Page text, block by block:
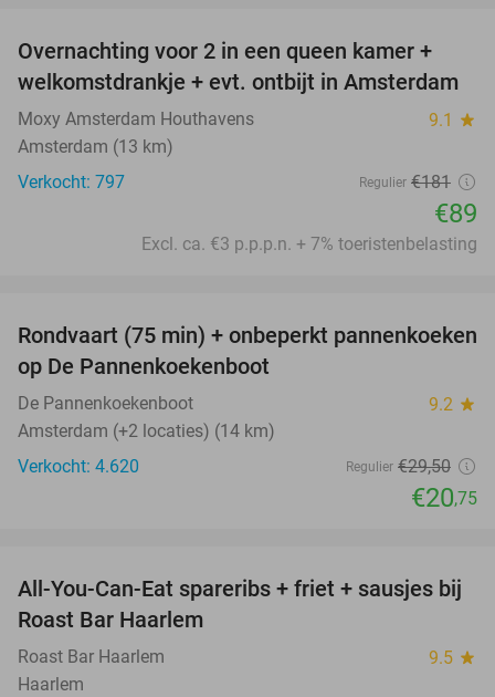
51%
Overnachting voor 2 in een queen kamer +
welkomstdrankje + evt. ontbijt in Amsterdam
Moxy Amsterdam Houthavens 9.1 star
Amsterdam (13 km)
Verkocht: 797
Regulier €181
€89
Excl. ca. €3 p.p.p.n. + 7% toeristenbelasting
30%
Rondvaart (75 min) + onbeperkt pannenkoeken
op De Pannenkoekenboot
De Pannenkoekenboot 9.2 star
Amsterdam (+2 locaties) (14 km)
Verkocht: 4.620
Regulier €29,50
€20,75
44%
All-You-Can-Eat spareribs + friet + sausjes bij
Roast Bar Haarlem
Roast Bar Haarlem 9.5 star
Haarlem